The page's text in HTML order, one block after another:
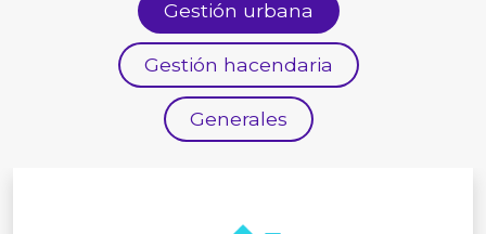
Gestión urbana
Gestión hacendaria
Generales